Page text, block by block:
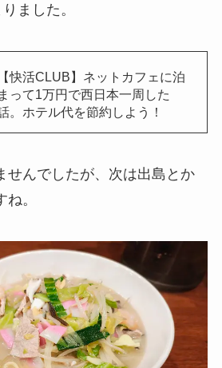
ました。
【快活CLUB】ネットカフェに泊
まって1万円で西日本一周した
。ホテル代を節約しよう！
せんでしたが、次は出島とか
。